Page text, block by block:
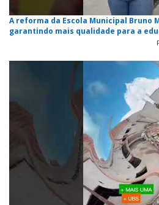
A reforma da Escola Municipal Bruno
garantindo mais qualidade para a